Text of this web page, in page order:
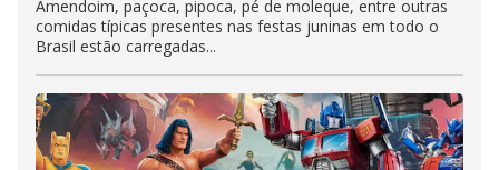
Amendoim, paçoca, pipoca, pé de moleque, entre outras
comidas típicas presentes nas festas juninas em todo o
Brasil estão carregadas...